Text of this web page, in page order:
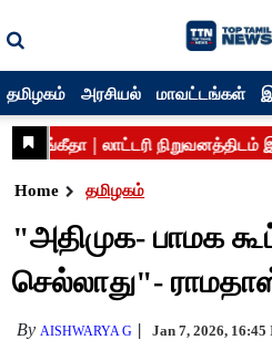
தமிழகம் அரசியல் மாவட்டங்கள்
Home தமிழகம்
"அதிமுக- பாமக
செல்லாது"-
By AISHWARYA G Jan 7, 2026, 16:45